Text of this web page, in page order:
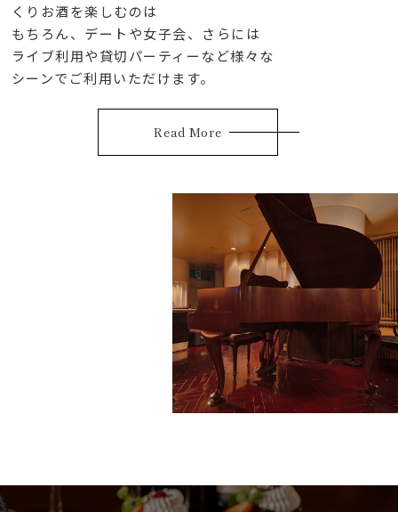
くりお酒を楽しむのは
もちろん、デートや女子会、 さらには
ライブ利用や貸切パーティーなど様々な
シーンでご利用いただけます。
Read More